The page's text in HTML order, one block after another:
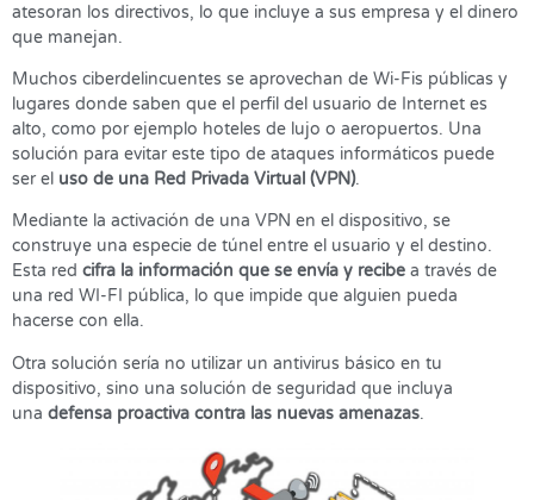
atesoran los directivos, lo que incluye a sus empresa y el dinero
que manejan.
Muchos ciberdelincuentes se aprovechan de Wi-Fis públicas y
lugares donde saben que el perfil del usuario de Internet es
alto, como por ejemplo hoteles de lujo o aeropuertos. Una
solución para evitar este tipo de ataques informáticos puede
ser el uso de una Red Privada Virtual (VPN).
Mediante la activación de una VPN en el dispositivo, se
construye una especie de túnel entre el usuario y el destino.
Esta red cifra la información que se envía y recibe a través de
una red WI-FI pública, lo que impide que alguien pueda
hacerse con ella.
Otra solución sería no utilizar un antivirus básico en tu
dispositivo, sino una solución de seguridad que incluya
una defensa proactiva contra las nuevas amenazas.